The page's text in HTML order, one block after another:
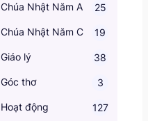
Chúa Nhật Năm A 25
Chúa Nhật Năm C 19
Giáo lý 38
Góc thơ 3
Hoạt động 127